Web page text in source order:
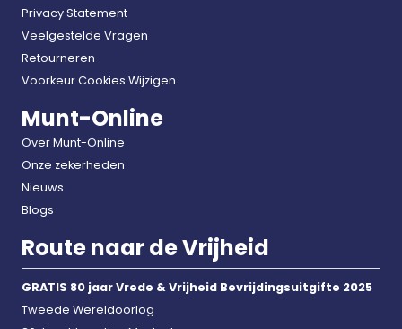
Privacy Statement
Veelgestelde Vragen
Retourneren
Voorkeur Cookies Wijzigen
Munt-Online
Over Munt-Online
Onze zekerheden
Nieuws
Blogs
Route naar de Vrijheid
GRATIS 80 jaar Vrede & Vrijheid Bevrijdingsuitgifte 2025
Tweede Wereldoorlog